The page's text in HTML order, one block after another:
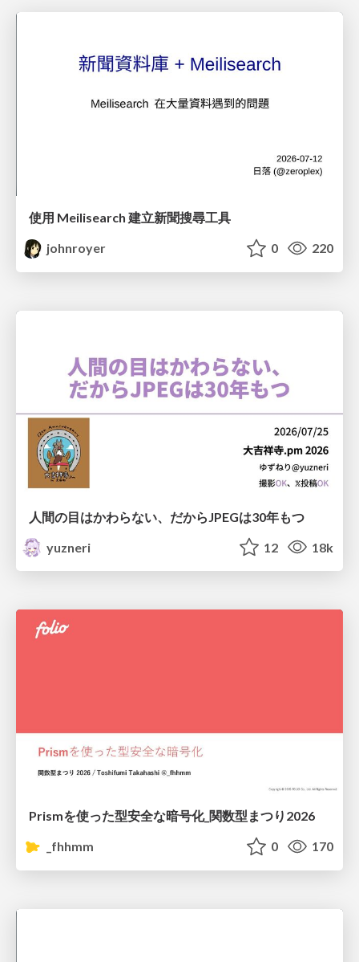
使用 Meilisearch 建立新聞搜尋工具
johnroyer
0 220
人間の目はかわらない、だからJPEGは30年もつ
yuzneri
12 18k
Prismを使った型安全な暗号化_関数型まつり2026
_fhhmm
0 170